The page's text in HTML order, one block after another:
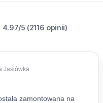
4.97/5 (2116 opinii)